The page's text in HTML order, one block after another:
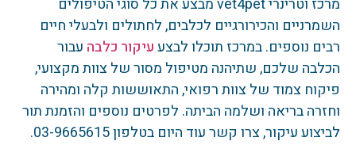
מרכז וטרינרי vet4pet מבצע את כל סוגי הטיפולים
השמרניים והכירורגיים לכלבים, לחתולים ולבעלי חיים
רבים נוספים. במרכז תוכלו לבצעעיקור כלבה עבור
הכלבה שלכם, שתיהנה מטיפול מסור של צוות מקצועי,
פיקוח צמוד של צוות רפואי, התאוששות קלה ומהירה
וחזרה בריאה ושלמה הביתה. לפרטים נוספים והזמנת תור
לביצוע עיקור, צרו קשר עוד היום בטלפון 03-9665615.